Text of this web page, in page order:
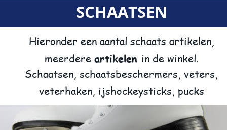
SCHAATSEN
Hieronder een aantal schaats artikelen,
meerdere artikelen in de winkel.
Schaatsen, schaatsbeschermers, veters,
veterhaken, ijshockeysticks, pucks